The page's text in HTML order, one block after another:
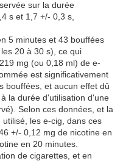
sur la durée
s et 1,7 +/- 0,3 s,
5 minutes et 43 bouffées
20 à 30 s), ce qui
mg (ou 0,18 ml) de e-
est significativement
bouffées, et aucun effet dû
la durée d'utilisation d'une
Selon ces données, et la
les e-cig, dans ces
+/- 0,12 mg de nicotine en
en 20 minutes.
de cigarettes, et en